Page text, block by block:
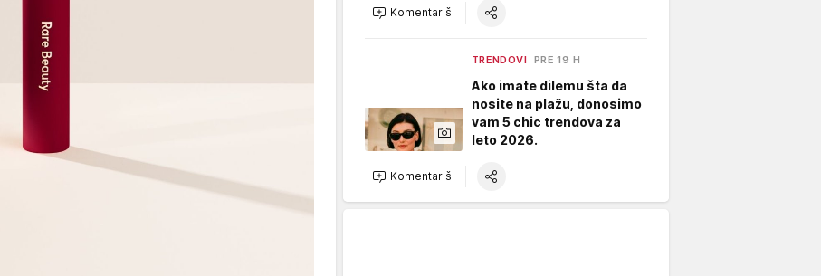
Komentariši
TRENDOVI PRE 19 H
Ako imate dilemu šta da
nosite na plažu, donosimo
vam 5 chic trendova za
leto 2026.
Komentariši